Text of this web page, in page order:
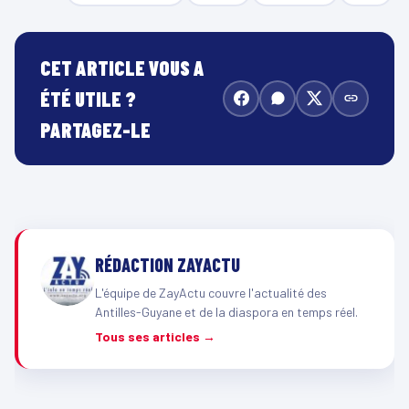
CET ARTICLE VOUS A
ÉTÉ UTILE ?
PARTAGEZ-LE
RÉDACTION ZAYACTU
L'équipe de ZayActu couvre l'actualité des
Antilles-Guyane et de la diaspora en temps réel.
Tous ses articles →